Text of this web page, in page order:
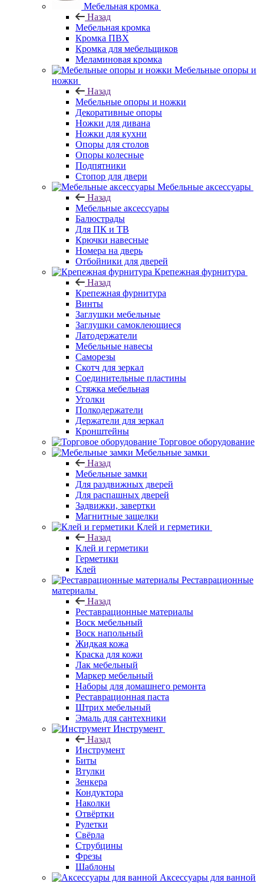
Мебельная кромка
Назад
Мебельная кромка
Кромка ПВХ
Кромка для мебельщиков
Меламиновая кромка
Мебельные опоры и
ножки
Назад
Мебельные опоры и ножки
Декоративные опоры
Ножки для дивана
Ножки для кухни
Опоры для столов
Опоры колесные
Подпятники
Стопор для двери
Мебельные аксессуары
Назад
Мебельные аксессуары
Балюстрады
Для ПК и ТВ
Крючки навесные
Номера на дверь
Отбойники для дверей
Крепежная фурнитура
Назад
Крепежная фурнитура
Винты
Заглушки мебельные
Заглушки самоклеющиеся
Латодержатели
Мебельные навесы
Саморезы
Скотч для зеркал
Соединительные пластины
Стяжка мебельная
Уголки
Полкодержатели
Держатели для зеркал
Кронштейны
Торговое оборудование
Мебельные замки
Назад
Мебельные замки
Для раздвижных дверей
Для распашных дверей
Задвижки, завертки
Магнитные защелки
Клей и герметики
Назад
Клей и герметики
Герметики
Клей
Реставрационные
материалы
Назад
Реставрационные материалы
Воск мебельный
Воск напольный
Жидкая кожа
Краска для кожи
Лак мебельный
Маркер мебельный
Наборы для домашнего ремонта
Реставрационная паста
Штрих мебельный
Эмаль для сантехники
Инструмент
Назад
Инструмент
Биты
Втулки
Зенкера
Кондуктора
Наколки
Отвёртки
Рулетки
Свёрла
Струбцины
Фрезы
Шаблоны
Аксессуары для ванной